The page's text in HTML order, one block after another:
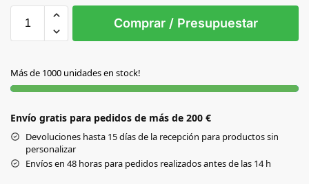
Comprar / Presupuestar
Más de 1000 unidades en stock!
Envío gratis para pedidos de más de 200 €
Devoluciones hasta 15 días de la recepción para productos sin
personalizar
Envíos en 48 horas para pedidos realizados antes de las 14 h